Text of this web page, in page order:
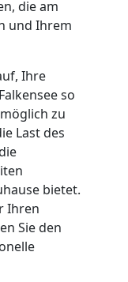
die am
und Ihrem
Ihre
so
zu
Last des
bietet.
Ihren
Sie den